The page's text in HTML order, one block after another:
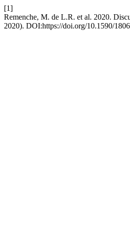
[1]
Remenche, M. de L.R. et al. 2020.
2020). DOI:https://doi.org/10.1590/